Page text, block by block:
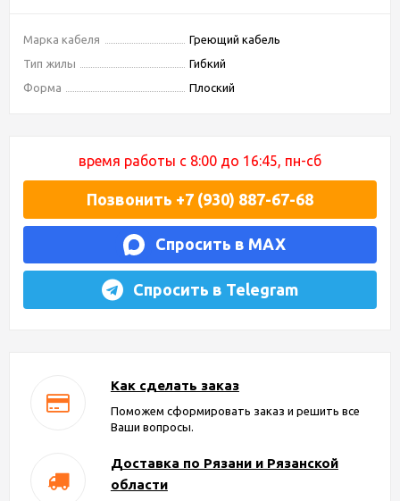
Марка кабеля
Греющий кабель
Тип жилы
Гибкий
Форма
Плоский
время работы с 8:00 до 16:45, пн-сб
Позвонить +7 (930) 887-67-68
Спросить в MAX
Спросить в Telegram
Как сделать заказ
Поможем сформировать заказ и решить все
Ваши вопросы.
Доставка по Рязани и Рязанской
области